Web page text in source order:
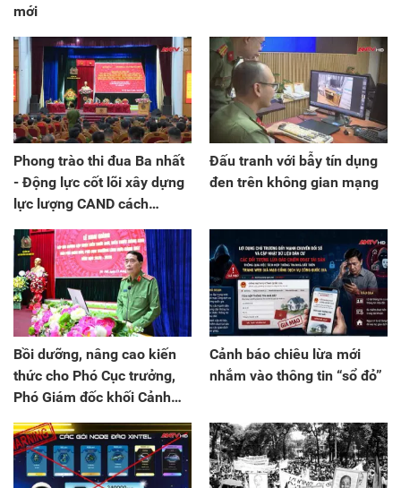
mới
Phong trào thi đua Ba nhất
- Động lực cốt lõi xây dựng
lực lượng CAND cách
mạng, chính quy, tinh nhuệ,
hiện đại
Đấu tranh với bẫy tín dụng
đen trên không gian mạng
Bồi dưỡng, nâng cao kiến
thức cho Phó Cục trưởng,
Phó Giám đốc khối Cảnh
Cảnh báo chiêu lừa mới
nhắm vào thông tin “sổ đỏ”